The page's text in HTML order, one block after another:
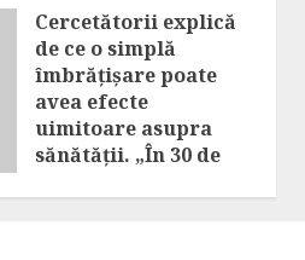
Cercetătorii explică
de ce o simplă
îmbrățișare poate
avea efecte
uimitoare asupra
sănătății. „În 30 de